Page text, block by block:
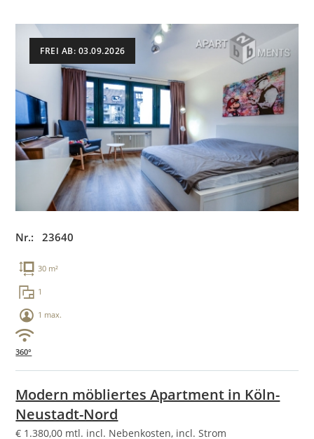
FREI AB: 03.09.2026
Nr.: 23640
30 m²
1
1 max.
360°
Modern möbliertes Apartment in Köln-
Neustadt-Nord
€ 1.380,00 mtl. incl. Nebenkosten, incl. Strom